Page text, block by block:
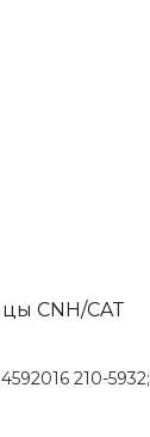
CNH/CAT
210-5932;